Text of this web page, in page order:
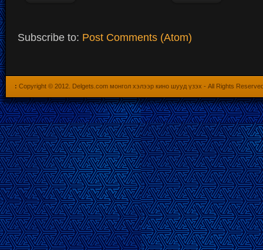
Subscribe to: Post Comments (Atom)
: Copyright © 2012. Delgets.com монгол хэлээр кино шууд үзэх - All Rights